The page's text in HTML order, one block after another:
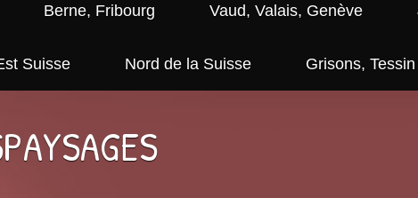
Berne, Fribourg Vaud, Valais, Genève
Suisse Nord de la Suisse Grisons, Tessin